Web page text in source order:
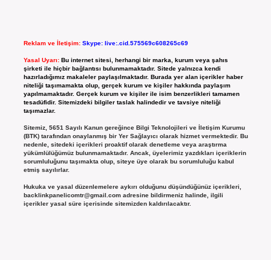
Reklam ve İletişim: Skype: live:.cid.575569c608265c69
Yasal Uyarı: Bu internet sitesi, herhangi bir marka, kurum veya şahıs
şirketi ile hiçbir bağlantısı bulunmamaktadır. Sitede yalnızca kendi
hazırladığımız makaleler paylaşılmaktadır. Burada yer alan içerikler haber
niteliği taşımamakta olup, gerçek kurum ve kişiler hakkında paylaşım
yapılmamaktadır. Gerçek kurum ve kişiler ile isim benzerlikleri tamamen
tesadüfidir. Sitemizdeki bilgiler taslak halindedir ve tavsiye niteliği
taşımazlar.
Sitemiz, 5651 Sayılı Kanun gereğince Bilgi Teknolojileri ve İletişim Kurumu
(BTK) tarafından onaylanmış bir Yer Sağlayıcı olarak hizmet vermektedir. Bu
nedenle, sitedeki içerikleri proaktif olarak denetleme veya araştırma
yükümlülüğümüz bulunmamaktadır. Ancak, üyelerimiz yazdıkları içeriklerin
sorumluluğunu taşımakta olup, siteye üye olarak bu sorumluluğu kabul
etmiş sayılırlar.
Hukuka ve yasal düzenlemelere aykırı olduğunu düşündüğünüz içerikleri,
backlinkpanelicomtr@gmail.comadresine bildirmeniz halinde, ilgili
içerikler yasal süre içerisinde sitemizden kaldırılacaktır.